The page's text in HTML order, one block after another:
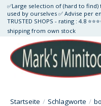
✅Large selection of (hard to
used by ourselves ✅ Advise per
TRUSTED SHOPS - rating : 4.8
shipping from own stock
Startseite / Schlagworte /